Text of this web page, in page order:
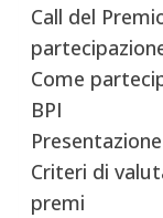
Call del
Come
BPI
Criteri di
premi